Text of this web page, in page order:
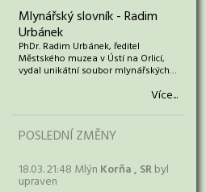
Mlynářský slovník - Radim
Urbánek
PhDr. Radim Urbánek, ředitel
Městského muzea v Ústí na Orlicí,
vydal unikátní soubor mlynářských…
Více...
POSLEDNÍ ZMĚNY
18.03. 21:48 Mlýn Korňa , SRbyl
upraven